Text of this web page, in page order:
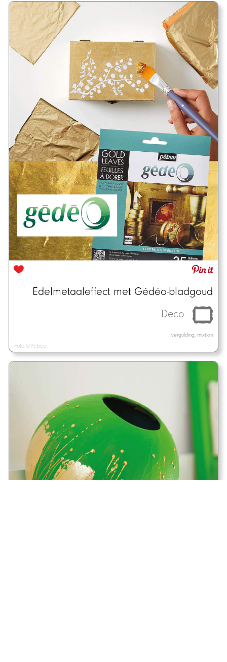
Edelmetaaleffect met Gédéo-bladgoud
Deco
vergulding, mixtion
Foto ©Pébéo